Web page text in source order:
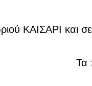
ΚΑΙΣΑΡΙ και
Τα